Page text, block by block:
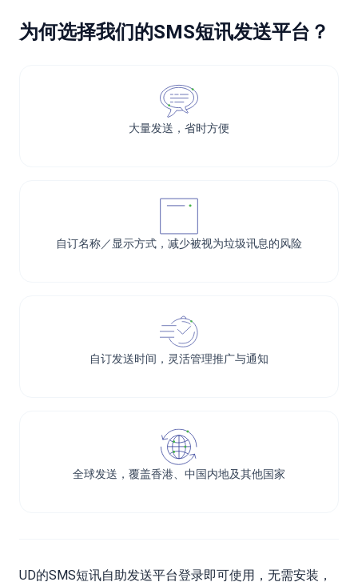
为何选择我们的SMS短讯发送平台？
大量发送，省时方便
自订名称／显示方式，减少被视为垃圾讯息的风险
自订发送时间，灵活管理推广与通知
全球发送，覆盖香港、中国内地及其他国家
UD的SMS短讯自助发送平台登录即可使用，无需安装，